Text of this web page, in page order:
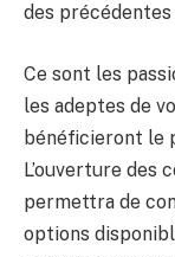
des
Ce sont les
les adeptes de
bénéficieront le
L’ouverture des
permettra de
options